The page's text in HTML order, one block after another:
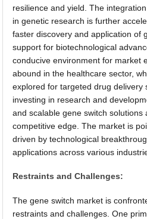
resilience and yield. The
in genetic research is further
faster discovery and application of
support for biotechnological
conducive environment for market
abound in the healthcare sector,
explored for targeted drug delivery
investing in research and
and scalable gene switch solutions
competitive edge. The market is
driven by technological
applications across various
Restraints and Challenges:
The gene switch market is
restraints and challenges. One